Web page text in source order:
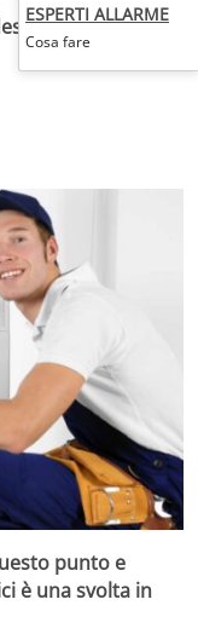
da prima
punto e
è una svolta in
ESPERTI ALLARME
Cosa fare